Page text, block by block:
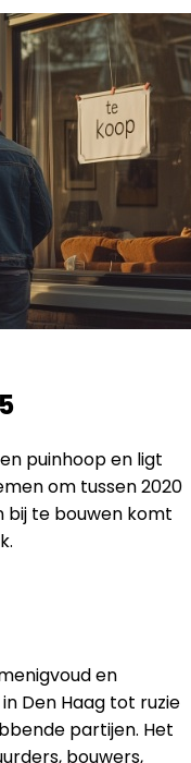
puinhoop en ligt
om tussen 2020
bij te bouwen komt
en
Den Haag tot ruzie
partijen. Het
bouwers,